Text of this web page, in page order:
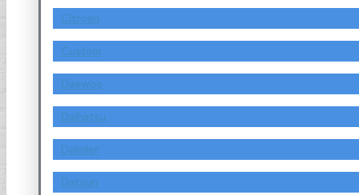
Citroen
Custom
Daewoo
Daihatsu
Daimler
Datsun